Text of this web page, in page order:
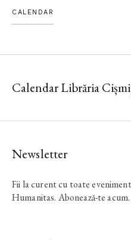
CALENDAR
Calendar Librăria
Newsletter
Fii la curent cu toate
Humanitas. Abonează-te acum.